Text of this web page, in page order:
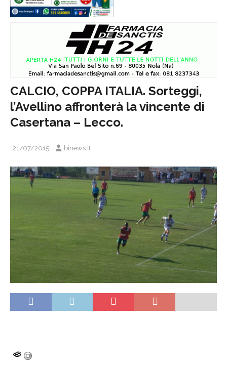
CALCIO, COPPA ITALIA. Sorteggi,
l’Avellino affronterà la vincente di
Casertana – Lecco.
21/07/2015 binews.it